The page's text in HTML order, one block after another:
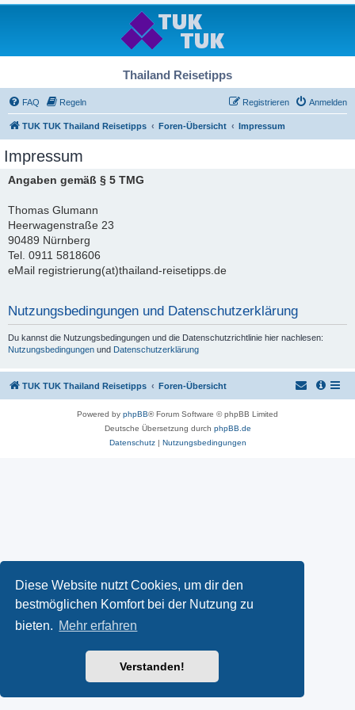
Diese Website nutzt Cookies, um dir den
bestmöglichen Komfort bei der Nutzung zu
bieten. Mehr erfahren
Verstanden!
Thailand Reisetipps
FAQ Regeln Anmelden
Registrieren
TUK TUK Thailand Reisetipps Foren-Übersicht Impressum
Impressum
Angaben gemäß § 5 TMG
Thomas Glumann
Heerwagenstraße 23
90489 Nürnberg
Tel. 0911 5818606
eMail registrierung(at)thailand-reisetipps.de
Nutzungsbedingungen und Datenschutzerklärung
Du kannst die Nutzungsbedingungen und die Datenschutzrichtlinie hier nachlesen:
Nutzungsbedingungen und Datenschutzerklärung
TUK TUK Thailand Reisetipps Foren-Übersicht
Powered by phpBB® Forum Software © phpBB Limited
Deutsche Übersetzung durch phpBB.de
Datenschutz| Nutzungsbedingungen